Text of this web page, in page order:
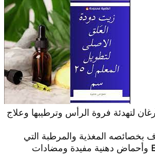
لتهدئة فروة الرأس وترطيبها وعلاج
المغذية والمرطبة التي
تساعد على علاج مشاكل فروة الرأس. يحتوي زيت الأرغان على فيتامين E وأحماض دهنية مفيدة ومضادات